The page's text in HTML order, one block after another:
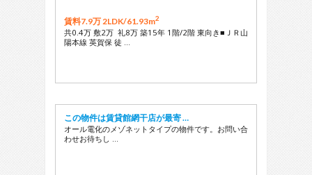
賃料7.9万 2LDK/61.93m2
共0.4万 敷2万 礼8万 築15年 1階/2階 東向き■ＪＲ山
陽本線 英賀保 徒 …
この物件は賃貸館網干店が最寄 …
オール電化のメゾネットタイプの物件です。お問い合
わせお待ちし …